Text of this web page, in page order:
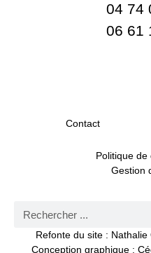
04 74
06 61
Contact
Politique de
Gestion
Refonte du site : Nathalie
Conception graphique :